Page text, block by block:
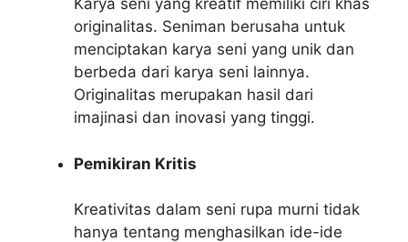
Karya seni yang kreatif memiliki ciri khas
originalitas. Seniman berusaha untuk
menciptakan karya seni yang unik dan
berbeda dari karya seni lainnya.
Originalitas merupakan hasil dari
imajinasi dan inovasi yang tinggi.
Pemikiran Kritis
Kreativitas dalam seni rupa murni tidak
hanya tentang menghasilkan ide-ide